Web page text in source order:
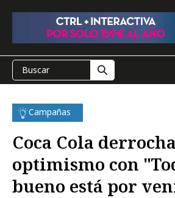
Campañas
Coca Cola derrocha
optimismo con
bueno está por